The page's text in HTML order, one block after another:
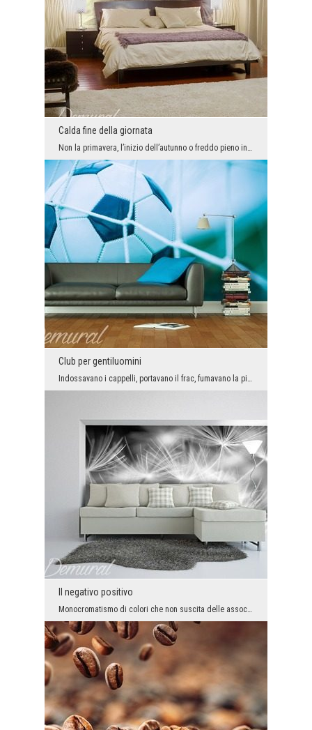
Calda fine della giornata
Non la primavera, l’inizio dell’autunno o freddo pieno inverno, ma la fine dell’estate viene cons...
Club per gentiluomini
Indossavano i cappelli, portavano il frac, fumavano la pipa, difendevano i segreti degli uomini… ...
Il negativo positivo
Monocromatismo di colori che non suscita delle associazioni sgradevoli, che non è freddo e inavvi...